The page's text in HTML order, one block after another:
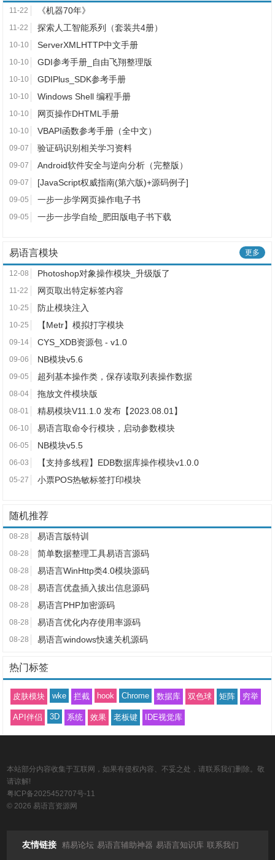
11-22 《机器70年》
11-22 探索人工智能系列（套装共4册）
10-10 ServerXMLHTTP中文手册
10-10 GDI参考手册_自由飞翔整理版
10-10 GDIPlus_SDK参考手册
10-10 Windows Shell 编程手册
10-10 网页操作DHTML手册
10-10 VBAPI函数参考手册（全中文）
09-07 验证码识别相关学习资料
09-07 Android软件安全与逆向分析（完整版）
09-07 [JavaScript权威指南(第六版)+源码例子]
09-05 一步一步学网页操作电子书
09-05 一步一步学自绘_肥田版电子书下载
易语言模块 更多
12-08 Photoshop对象操作模块_升级版了
11-22 网页取出特定标签内容
10-25 防止模块注入
10-25 【Metr】模拟打字模块
09-14 CYS_XDB资源包 - v1.0
09-06 NB模块v5.6
09-05 超列基本操作类，保存读取列表操作数据
08-04 拖放文件模块版
08-01 精易模块V11.1.0 发布【2023.08.01】
06-10 易语言取命令行模块，启动参数模块
06-05 NB模块v5.5
06-03 【支持多线程】EDB数据库操作模块v1.0.0
05-27 小票POS热敏标签打印模块
随机推荐
08-28 易语言版特训
08-28 简单数据整理工具易语言源码
08-28 易语言WinHttp类4.0模块源码
08-28 易语言优盘插入拔出信息源码
08-28 易语言PHP加密源码
08-28 易语言优化内存使用率源码
08-28 易语言windows快速关机源码
热门标签
皮肤模块 wke 拦截 hook Chrome 数据库 双色球 矩阵 穷举
API伴侣 3D 系统 效果 老板键 IDE视觉库
本站部分内容收集于互联网，如果有侵权内容、不妥之处，请联系我们删除。敬
请谅解!
粤ICP备2025452707号-11
© 2026 易语言资源网
友情链接 精易论坛 易语言辅助神器 易语言知识库 联系我们